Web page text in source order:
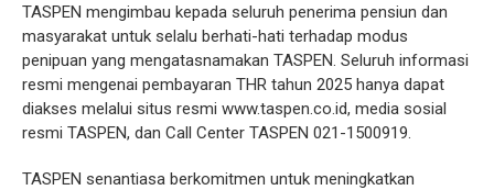
TASPEN mengimbau kepada seluruh penerima pensiun dan
masyarakat untuk selalu berhati-hati terhadap modus
penipuan yang mengatasnamakan TASPEN. Seluruh informasi
resmi mengenai pembayaran THR tahun 2025 hanya dapat
diakses melalui situs resmi www.taspen.co.id, media sosial
resmi TASPEN, dan Call Center TASPEN 021-1500919.
TASPEN senantiasa berkomitmen untuk meningkatkan